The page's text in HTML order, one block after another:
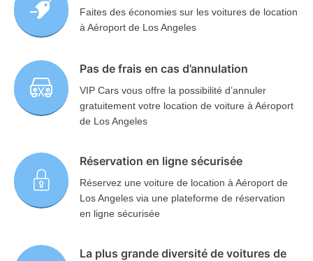
Faites des économies sur les voitures de location
à Aéroport de Los Angeles
Pas de frais en cas d’annulation
VIP Cars vous offre la possibilité d’annuler
gratuitement votre location de voiture à Aéroport
de Los Angeles
Réservation en ligne sécurisée
Réservez une voiture de location à Aéroport de
Los Angeles via une plateforme de réservation
en ligne sécurisée
La plus grande diversité de voitures de